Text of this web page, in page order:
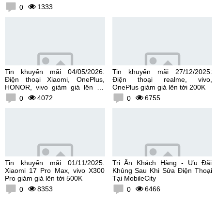
0 1333
Tin khuyến mãi 04/05/2026:
Điện thoại Xiaomi, OnePlus,
HONOR, vivo giảm giá lên tới
300K0 4072
Tin khuyến mãi 27/12/2025:
Điện thoại realme, vivo,
OnePlus giảm giá lên tới 200K
0
6755
Tin khuyến mãi 01/11/2025:
Xiaomi 17 Pro Max, vivo X300
Pro giảm giá lên tới 500K
0
8353
Tri Ân Khách Hàng - Ưu Đãi
Khủng Sau Khi Sửa Điện Thoại
Tại MobileCity
0
6466